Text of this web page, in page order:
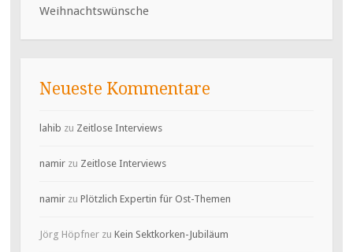
Weihnachtswünsche
Neueste Kommentare
lahib zu Zeitlose Interviews
namirzu Zeitlose Interviews
namirzu Plötzlich Expertin für Ost-Themen
Jörg Höpfnerzu Kein Sektkorken-Jubiläum